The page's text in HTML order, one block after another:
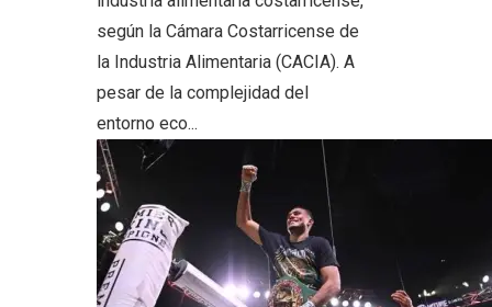
según la Cámara Costarricense de
la Industria Alimentaria (CACIA). A
pesar de la complejidad del
entorno eco...